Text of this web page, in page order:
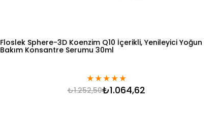
Floslek Sphere-3D Koenzim Q10 İçerikli, Yenileyici Yoğun
Bakım Konsantre Serumu 30ml
★★★★★
₺1.064,62
₺1.252,50